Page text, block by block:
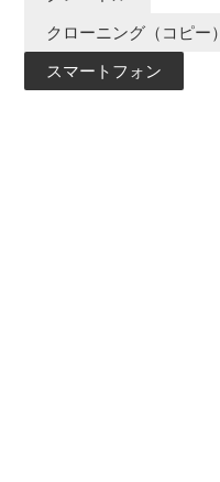
クローニング（コピー）
スマートフォン